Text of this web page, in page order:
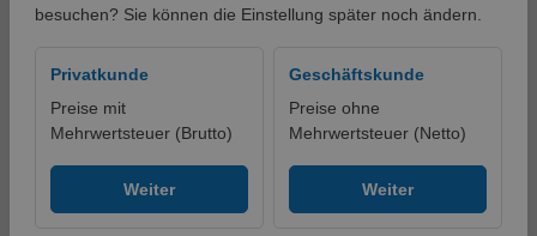
besuchen? Sie können die Einstellung später noch ändern.
Privatkunde
Preise mit
Mehrwertsteuer (Brutto)
Weiter
Geschäftskunde
Preise ohne
Mehrwertsteuer (Netto)
Weiter
Safety Light Arbeitshose